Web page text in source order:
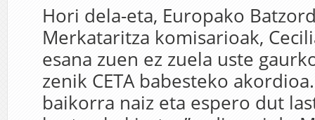
Hori dela-eta, Europako
Merkataritza komisarioak,
esana zuen ez zuela uste
zenik CETA babesteko
baikorra naiz eta espero dut